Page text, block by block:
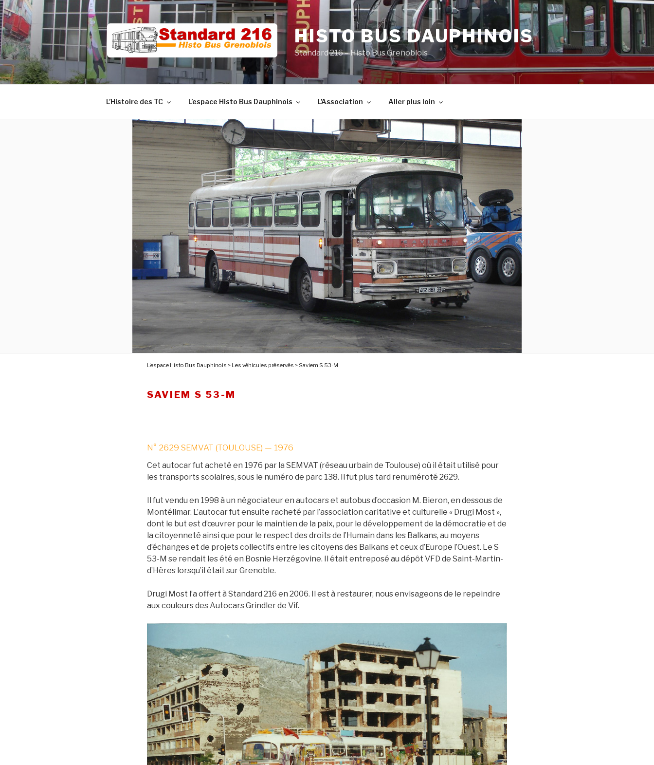
Aller
au
contenu
principal
HISTO BUS DAUPHINOIS
Standard 216 – Histo Bus Grenoblois
L’Histoire des TC L’espace Histo Bus Dauphinois L’Association Aller plus loin
L’espace Histo Bus Dauphinois > Les véhicules préservés > Saviem S 53-M
SAVIEM S 53-M
N° 2629 SEMVAT (TOULOUSE) — 1976
Cet autocar fut acheté en 1976 par la SEMVAT (réseau urbain de Toulouse) où il était utilisé pour
les transports scolaires, sous le numéro de parc 138. Il fut plus tard renuméroté 2629.
Il fut vendu en 1998 à un négociateur en autocars et autobus d’occasion M. Bieron, en dessous de
Montélimar. L’autocar fut ensuite racheté par l’association caritative et culturelle « Drugi Most »,
dont le but est d’œuvrer pour le maintien de la paix, pour le développement de la démocratie et de
la citoyenneté ainsi que pour le respect des droits de l’Humain dans les Balkans, au moyens
d’échanges et de projets collectifs entre les citoyens des Balkans et ceux d’Europe l’Ouest. Le S
53-M se rendait les été en Bosnie Herzégovine. Il était entreposé au dépôt VFD de Saint-Martin-
d’Hères lorsqu’il était sur Grenoble.
Drugi Most l’a offert à Standard 216 en 2006. Il est à restaurer, nous envisageons de le repeindre
aux couleurs des Autocars Grindler de Vif.